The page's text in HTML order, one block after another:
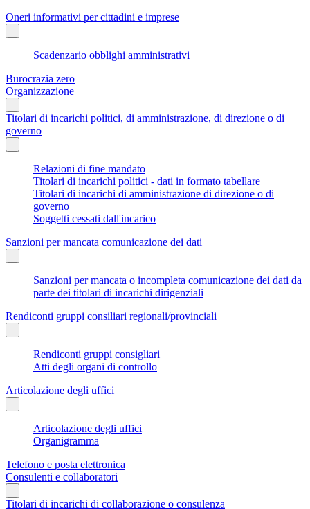
Oneri informativi per cittadini e imprese
Scadenzario obblighi amministrativi
Burocrazia zero
Organizzazione
Titolari di incarichi politici, di amministrazione, di direzione o di
governo
Relazioni di fine mandato
Titolari di incarichi politici - dati in formato tabellare
Titolari di incarichi di amministrazione di direzione o di
governo
Soggetti cessati dall'incarico
Sanzioni per mancata comunicazione dei dati
Sanzioni per mancata o incompleta comunicazione dei dati da
parte dei titolari di incarichi dirigenziali
Rendiconti gruppi consiliari regionali/provinciali
Rendiconti gruppi consigliari
Atti degli organi di controllo
Articolazione degli uffici
Articolazione degli uffici
Organigramma
Telefono e posta elettronica
Consulenti e collaboratori
Titolari di incarichi di collaborazione o consulenza